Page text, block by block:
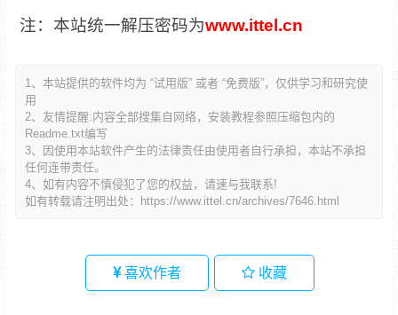
注：本站统一解压密码为www.ittel.cn
1、本站提供的软件均为 “试用版” 或者 “免费版”，仅供学习和研究使
用
2、友情提醒:内容全部搜集自网络，安装教程参照压缩包内的
Readme.txt编写
3、因使用本站软件产生的法律责任由使用者自行承担，本站不承担
任何连带责任。
4、如有内容不慎侵犯了您的权益，请速与我联系!
如有转载请注明出处：
https://www.ittel.cn/archives/7646.html
喜欢作者 收藏